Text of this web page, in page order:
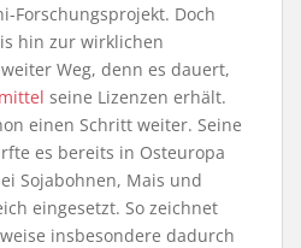
Forschungsprojekt. Doch
hin zur wirklichen
Weg, denn es dauert,
seine Lizenzen erhält.
einen Schritt weiter. Seine
es bereits in Osteuropa
Sojabohnen, Mais und
eingesetzt. So zeichnet
insbesondere dadurch